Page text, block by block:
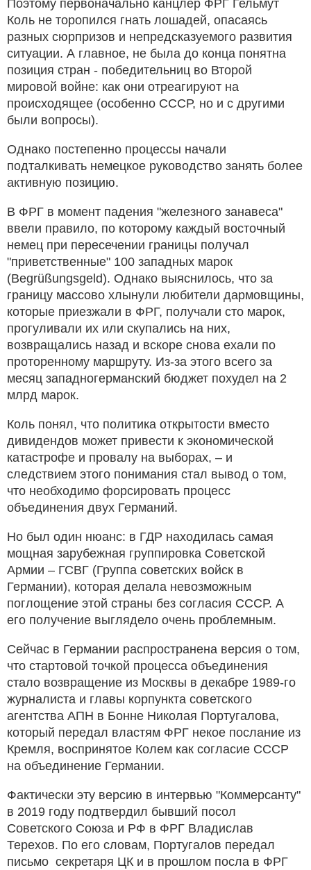
Поэтому первоначально канцлер ФРГ Гельмут
Коль не торопился гнать лошадей, опасаясь
разных сюрпризов и непредсказуемого развития
ситуации. А главное, не была до конца понятна
позиция стран - победительниц во Второй
мировой войне: как они отреагируют на
происходящее (особенно СССР, но и с другими
были вопросы).
Однако постепенно процессы начали
подталкивать немецкое руководство занять более
активную позицию.
В ФРГ в момент падения "железного занавеса"
ввели правило, по которому каждый восточный
немец при пересечении границы получал
"приветственные" 100 западных марок
(Begrüßungsgeld). Однако выяснилось, что за
границу массово хлынули любители дармовщины,
которые приезжали в ФРГ, получали сто марок,
прогуливали их или скупались на них,
возвращались назад и вскоре снова ехали по
проторенному маршруту. Из-за этого всего за
месяц западногерманский бюджет похудел на 2
млрд марок.
Коль понял, что политика открытости вместо
дивидендов может привести к экономической
катастрофе и провалу на выборах, – и
следствием этого понимания стал вывод о том,
что необходимо форсировать процесс
объединения двух Германий.
Но был один нюанс: в ГДР находилась самая
мощная зарубежная группировка Советской
Армии – ГСВГ (Группа советских войск в
Германии), которая делала невозможным
поглощение этой страны без согласия СССР. А
его получение выглядело очень проблемным.
Сейчас в Германии распространена версия о том,
что стартовой точкой процесса объединения
стало возвращение из Москвы в декабре 1989-го
журналиста и главы корпункта советского
агентства АПН в Бонне Николая Португалова,
который передал властям ФРГ некое послание из
Кремля, воспринятое Колем как согласие СССР
на объединение Германии.
Фактически эту версию в интервью "Коммерсанту"
в 2019 году подтвердил бывший посол
Советского Союза и РФ в ФРГ Владислав
Терехов. По его словам, Португалов передал
письмо секретаря ЦК и в прошлом посла в ФРГ